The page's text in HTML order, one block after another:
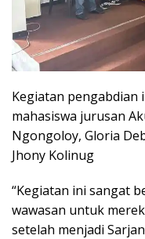
Kegiatan pengabdian
mahasiswa jurusan
Ngongoloy, Gloria
Jhony Kolinug
“Kegiatan ini sangat
wawasan untuk
setelah menjadi